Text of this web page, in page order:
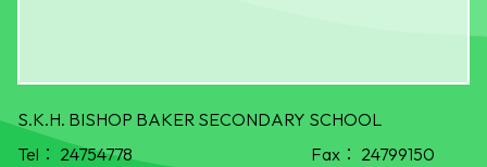
S.K.H. BISHOP BAKER SECONDARY SCHOOL
Tel： 24754778 Fax： 24799150